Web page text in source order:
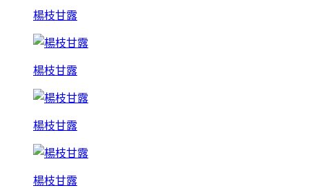
楊枝甘露
楊枝甘露
楊枝甘露
楊枝甘露